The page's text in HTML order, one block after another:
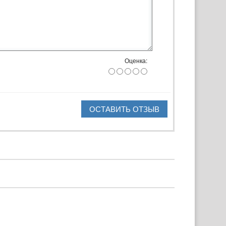
Оценка:
ОСТАВИТЬ ОТЗЫВ